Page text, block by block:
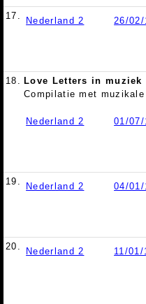
17. Nederland 2 26/02/
18. Love Letters in muziek
Compilatie met
Nederland 2 01/07/
19. Nederland 2 04/01/
20. Nederland 2 11/01/